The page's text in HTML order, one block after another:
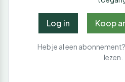
Log in Koop
Heb je al een
lezen.